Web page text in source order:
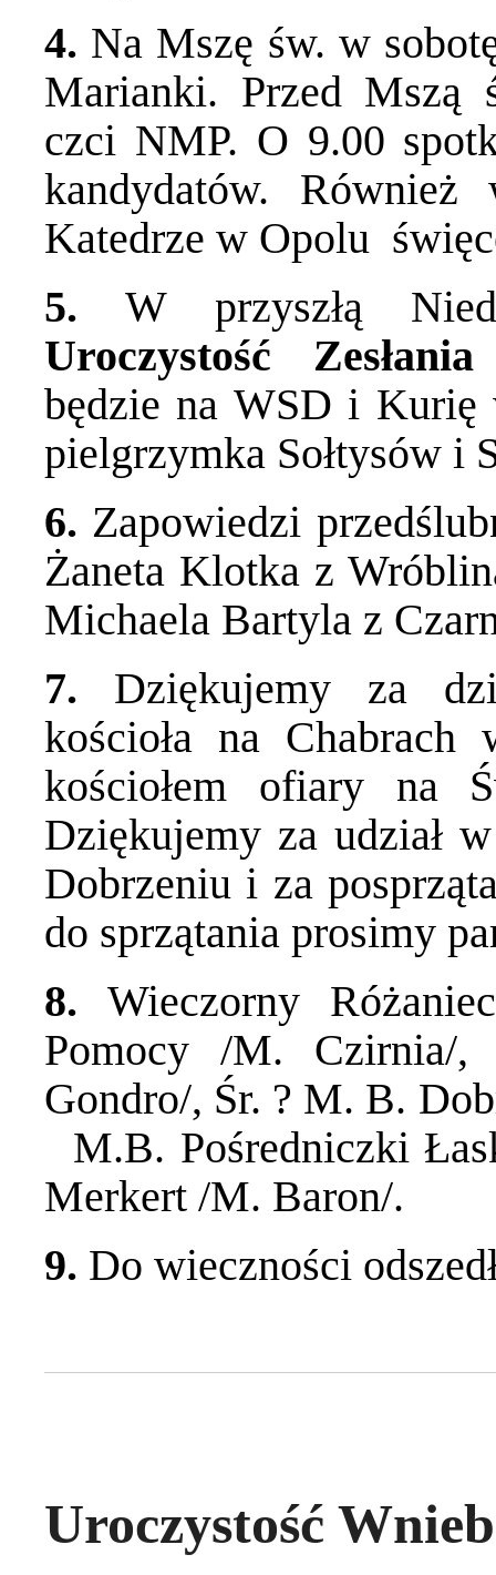
4. Na Mszę św. w
Marianki. Przed Mszą
czci NMP. O 9.00
kandydatów.
Katedrze w Opolu
5.W przyszłą
Uroczystość
będzie na WSD i
pielgrzymka Sołtysów i
6. Zapowiedzi
Żaneta Klotka z
Michaela Bartyla z
7. Dziękujemy za
kościoła na
kościołem ofiary na
Dziękujemy za udział
Dobrzeniu i za
do sprzątania prosimy
8.Wieczorny
Pomocy /M.
Gondro/, Śr. ? M. B.
M.B. Pośredniczki
Merkert /M. Baron/.
9. Do wieczności
Uroczystość